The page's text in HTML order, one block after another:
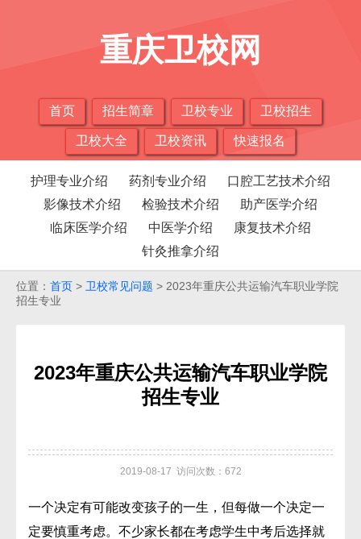
重庆卫校网
首页 招生简章 卫校专业 卫校招生
卫校大全 卫校资讯 快速报名
护理专业介绍 药剂专业介绍
口腔工艺技术介绍
影像技术介绍
检验技术介绍
助产医学介绍
临床医学介绍
中医学介绍
康复技术介绍
针灸推拿介绍
位置： 首页 > 卫校常见问题 > 2023年重庆公共运输汽车职业学院
招生专业
2023年重庆公共运输汽车职业学院
招生专业
2019-08-17 访问次数：672
一个决定有可能改变孩子的一生，但每做一个决定一
定要慎重考虑。不少家长都在考虑学生中考后选择就